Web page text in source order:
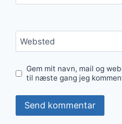
Websted
Gem mit navn, mail og
til næste gang jeg